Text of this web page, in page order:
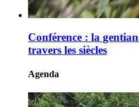
Conférence : la
travers les siècles
Agenda